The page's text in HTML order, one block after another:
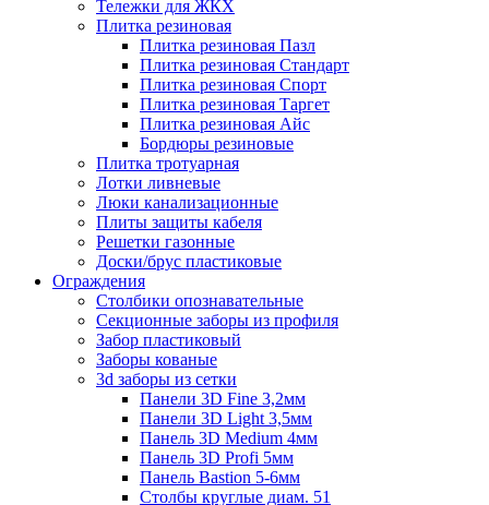
Тележки для ЖКХ
Плитка резиновая
Плитка резиновая Пазл
Плитка резиновая Стандарт
Плитка резиновая Спорт
Плитка резиновая Таргет
Плитка резиновая Айс
Бордюры резиновые
Плитка тротуарная
Лотки ливневые
Люки канализационные
Плиты защиты кабеля
Решетки газонные
Доски/брус пластиковые
Ограждения
Столбики опознавательные
Секционные заборы из профиля
Забор пластиковый
Заборы кованые
3d заборы из сетки
Панели 3D Fine 3,2мм
Панели 3D Light 3,5мм
Панель 3D Medium 4мм
Панель 3D Profi 5мм
Панель Bastion 5-6мм
Столбы круглые диам. 51